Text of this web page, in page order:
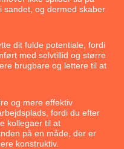
sandet, og dermed skaber
dit fulde potentiale, fordi
med selvtillid og større
brugbare og lettere til at
og mere effektiv
fordi du efter
kollegaer til at
på en måde, der er
konstruktiv.